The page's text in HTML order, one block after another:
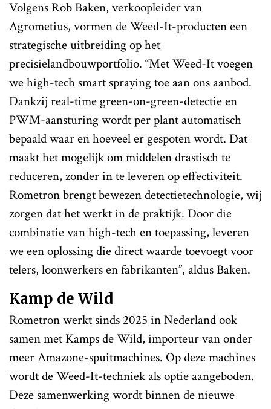
Volgens Rob Baken, verkoopleider van
Agrometius, vormen de Weed-It-producten een
strategische uitbreiding op het
precisielandbouwportfolio. “Met Weed-It voegen
we high-tech smart spraying toe aan ons aanbod.
Dankzij real-time green-on-green-detectie en
PWM-aansturing wordt per plant automatisch
bepaald waar en hoeveel er gespoten wordt. Dat
maakt het mogelijk om middelen drastisch te
reduceren, zonder in te leveren op effectiviteit.
Rometron brengt bewezen detectietechnologie, wij
zorgen dat het werkt in de praktijk. Door die
combinatie van high-tech en toepassing, leveren
we een oplossing die direct waarde toevoegt voor
telers, loonwerkers en fabrikanten”, aldus Baken.
Kamp de Wild
Rometron werkt sinds 2025 in Nederland ook
samen met Kamps de Wild, importeur van onder
meer Amazone-spuitmachines. Op deze machines
wordt de Weed-It-techniek als optie aangeboden.
Deze samenwerking wordt binnen de nieuwe